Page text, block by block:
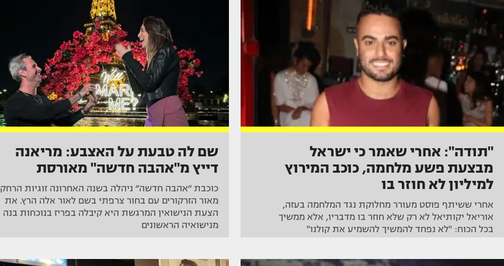
"תודה": אחרי שאמר כי ישראל
מבצעת פשע מלחמה, כוכב המירוץ
למיליון לא חוזר בו
אחרי ששיתף פוסט מעורר מחלוקת נגד המלחמה בעזה,
אוריאל יקותיאל לא רק שלא חוזר בו מדבריו, אלא ממשיך
בכל הכוח: "לא נפחד להמשיך להשמיע את קולנו"
שם לה טבעת על האצבע: מריאנה
דייץ מ"אהבה חדשה" מאורסת
כוכבת ״אהבה חדשה״ ניהלה בשנה האחרונה זוגיות הרחק
מאור הזרקורים עם בחור צרפתי בשם לאור אלה הרץ. את
הצעת הנישואין המרגשת היא קיבלה בפריז בנוכחות בנה
מנישואיה הראשונים